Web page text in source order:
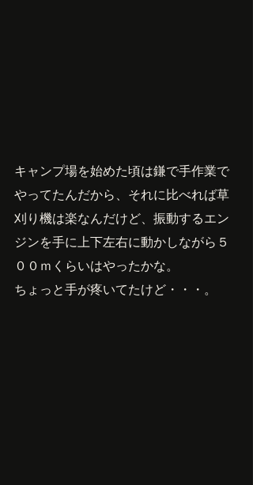
キャンプ場を始めた頃は鎌で手作業で
やってたんだから、それに比べれば草
刈り機は楽なんだけど、振動するエン
ジンを手に上下左右に動かしながら５
００ｍくらいはやったかな。
ちょっと手が疼いてたけど・・・。